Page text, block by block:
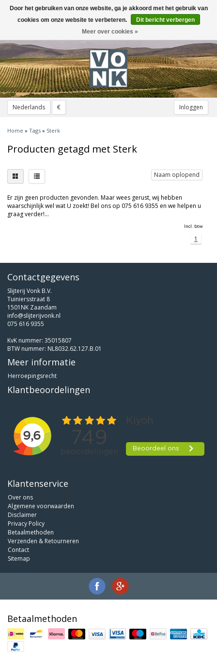
Nederlands € Inloggen
Toggle
navigation
Home » Tags » Sterk
Producten getagd met Sterk
Naam oplopend
Er zijn geen producten gevonden. Maar wees gerust, wij hebben
waarschijnlijk wel wat U zoekt! Bel ons op 075 616 9355 en we helpen u
graag verder!...
Incl. btw
1
Contactgegevens
Slijterij Vonk B.V.
Tuiniersstraat 8
1501NK Zaandam
info@slijterijvonk.nl
075 616 9355
KvK nummer: 35015807
BTW nummer: NL8032.62.127.B.01
Meer informatie
Herroepingsrecht
Klantbeoordelingen
Klantenservice
Over ons
Algemene voorwaarden
Disclaimer
Privacy Policy
Betaalmethoden
Verzenden & Retourneren
Contact
Sitemap
Betaalmethoden
Door het gebruiken van onze website, ga je akkoord met het gebruik van
cookies om onze website te verbeteren.
Dit bericht verbergen
Meer over cookies »